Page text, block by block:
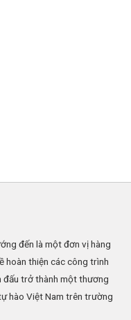
đến là một đơn vị hàng
hoàn thiện các công trình
đấu trở thành một thương
hào Việt Nam trên trường